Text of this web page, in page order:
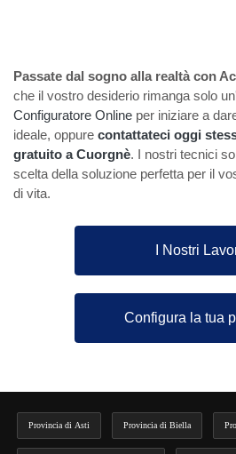
Passate dal sogno alla realtà con
che il vostro desiderio rimanga solo
Configuratore Online per iniziare a
ideale, oppure contattateci oggi
gratuito a Cuorgnè. I nostri tecnici
scelta della soluzione perfetta per il
di vita.
I Nostri
Configura la tua
Provincia di Asti Provincia di Biella